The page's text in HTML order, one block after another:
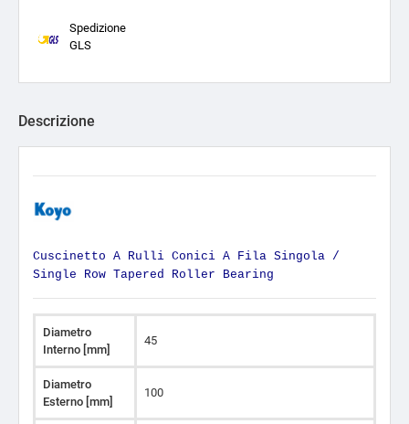
Spedizione
GLS
Descrizione
Cuscinetto A Rulli Conici A Fila Singola /
Single Row Tapered Roller Bearing
Diametro
Interno [mm]
45
Diametro
Esterno [mm]
100